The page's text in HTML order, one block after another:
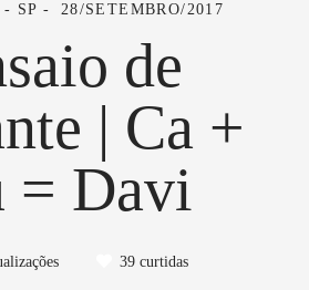
- SP
28/SETEMBRO/2017
de
| Ca +
= Davi
39 curtidas